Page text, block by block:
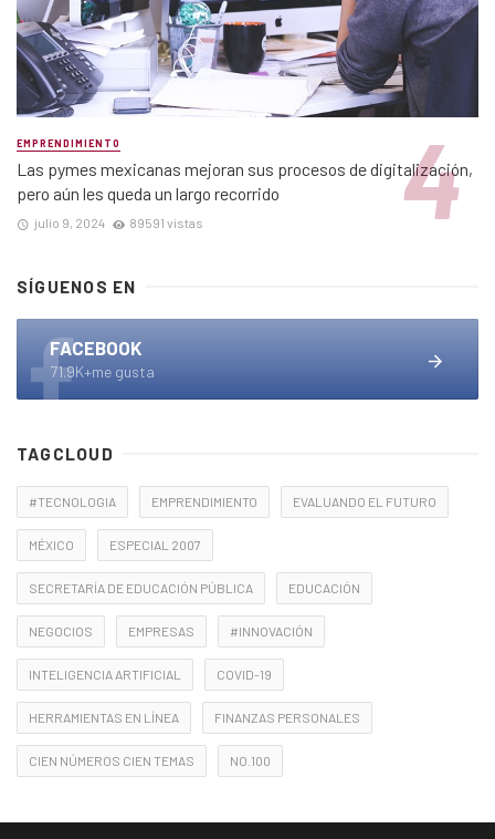
EMPRENDIMIENTO
Las pymes mexicanas mejoran sus procesos de digitalización,
pero aún les queda un largo recorrido
julio 9, 2024 89591 vistas
SÍGUENOS EN
FACEBOOK
71.9K+me gusta
TAGCLOUD
#TECNOLOGIA EMPRENDIMIENTO EVALUANDO EL FUTURO
MÉXICO ESPECIAL 2007
SECRETARÍA DE EDUCACIÓN PÚBLICA EDUCACIÓN
NEGOCIOS EMPRESAS #INNOVACIÓN
INTELIGENCIA ARTIFICIAL COVID-19
HERRAMIENTAS EN LÍNEA FINANZAS PERSONALES
CIEN NÚMEROS CIEN TEMAS NO.100